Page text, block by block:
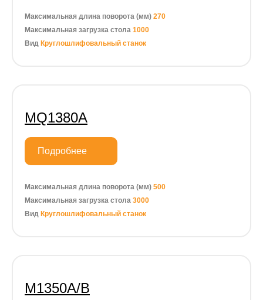
Максимальная длина поворота (мм) 270
Максимальная загрузка стола 1000
Вид Круглошлифовальный станок
MQ1380A
Подробнее
Максимальная длина поворота (мм) 500
Максимальная загрузка стола 3000
Вид Круглошлифовальный станок
M1350A/B